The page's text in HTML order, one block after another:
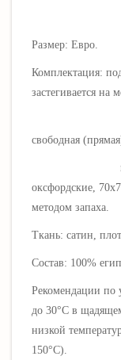
Размер: Евро.
Комплектация:
застегивается на
простыня
свободная
оксфордские,
методом запаха.
Ткань: сатин,
Состав: 100%
Рекомендации по
до 30°C в
низкой
150°C).